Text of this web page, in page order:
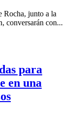
Rocha, junto a la
conversarán con...
para
en una